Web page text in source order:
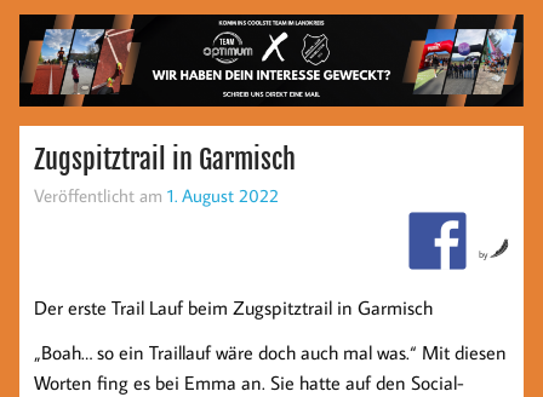
Zugspitztrail in Garmisch
Veröffentlicht am 1. August 2022
by
Der erste Trail Lauf beim Zugspitztrail in Garmisch
„Boah… so ein Traillauf wäre doch auch mal was.“ Mit diesen
Worten fing es bei Emma an. Sie hatte auf den Social-